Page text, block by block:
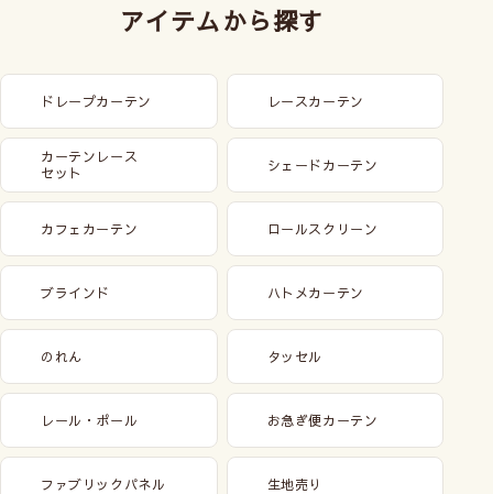
カーテンレースセットの仕様について
カーテンもレースも1.5倍ヒダのみとなります。
（2倍ヒダ、フラットはお選びいただけません）
レースの幅はカーテンと同じ で、
高さは「カー
テンの-2cm」でおつくりしますので、ご指定いただ
けません。
フックにつきましては、カーテンはAフックorB
す。
カーテンは形状記憶加工が標準で付きますが、
レースは付きません。
アイテムから探す
ドレープカーテン レースカーテン
カーテンレース
セット
シェードカーテン
カフェカーテン ロールスクリーン
ブラインド ハトメカーテン
のれん タッセル
レール・ポール お急ぎ便カーテン
ファブリックパネル 生地売り